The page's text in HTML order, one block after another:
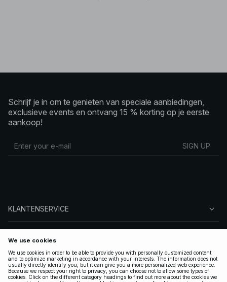
Schrijf je in om te genieten van speciale aanbiedingen,
exclusieve events en ontvang 15 % korting op je eerste
aankoop!
SIGN UP
KLANTENSERVICE
VOLG ONS